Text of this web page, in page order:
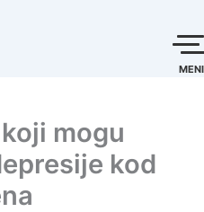
MENI
mogu
kod